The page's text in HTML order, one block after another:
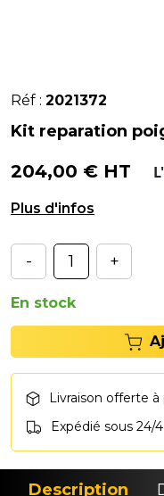
Réf : 2021372
Kit reparation
204,00 € HT
Kit de réparation
- +
En stock
Livraison offerte
Expédié sous 24/
Description